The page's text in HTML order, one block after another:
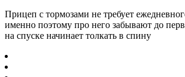
Прицеп с тормозами не требует
именно поэтому про него забывают до
на спуске начинает толкать в спину